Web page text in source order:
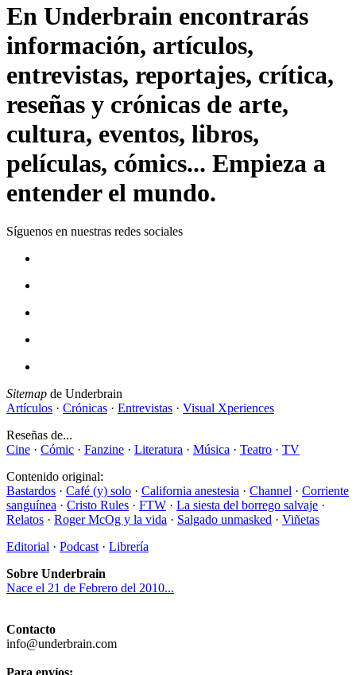
En Underbrain encontrarás
información, artículos,
entrevistas, reportajes, crítica,
reseñas y crónicas de arte,
cultura, eventos, libros,
películas, cómics... Empieza a
entender el mundo.
Síguenos en nuestras redes sociales
Sitemap de Underbrain
Artículos · Crónicas · Entrevistas · Visual Xperiences
Reseñas de...
Cine · Cómic · Fanzine · Literatura · Música · Teatro · TV
Contenido original:
Bastardos · Café (y) solo · California anestesia · Channel · Corriente
sanguínea · Cristo Rules · FTW · La siesta del borrego salvaje ·
Relatos · Roger McOg y la vida · Salgado unmasked · Viñetas
Editorial · Podcast · Librería
Sobre Underbrain
Nace el 21 de Febrero del 2010...
Contacto
info@underbrain.com